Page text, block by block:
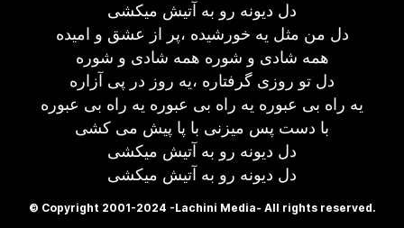
دل دیونه رو به آتیش میکشی
دل من مثل یه خورشیده ،پر از عشق و امیده
همه شادی و شوره همه شادی و شوره
دل تو روزی گرفتاره ،یه روز در پی آزاره
یه راه بی عبوره یه راه بی عبوره یه راه بی عبوره
با دست پس میزنی با پا پیش می کشی
دل دیونه رو به آتیش میکشی
دل دیونه رو به آتیش میکشی
© Copyright 2001-2024 -Lachini Media- All rights reserved.